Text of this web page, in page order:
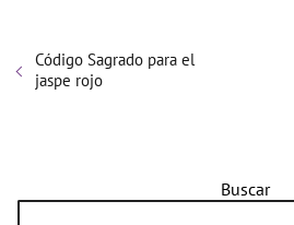
Código Sagrado para el
jaspe rojo
Buscar